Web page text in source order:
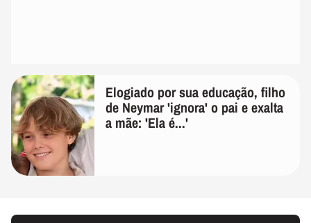
Elogiado por sua educação, filho
de Neymar 'ignora' o pai e exalta
a mãe: 'Ela é...'